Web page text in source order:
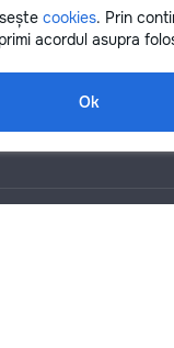
cookies. Prin
acordul asupra
Ok
Chișinău
Botanica
instalare